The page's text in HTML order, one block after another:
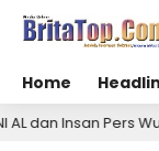
Home
Pers Wujudkan